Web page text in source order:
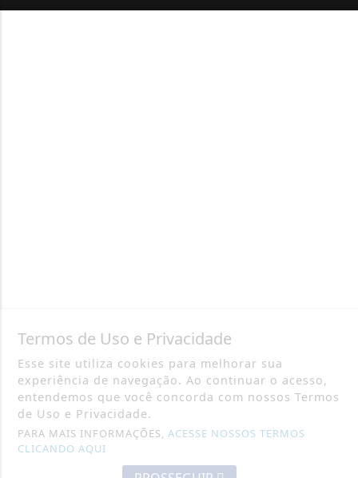
Termos de Uso e Privacidade
Esse site utiliza cookies para melhorar sua
experiência de navegação. Ao continuar o acesso,
entendemos que você concorda com nossos Termos
de Uso e Privacidade.
PARA MAIS INFORMAÇÕES,ACESSE NOSSOS TERMOS
CLICANDO AQUI